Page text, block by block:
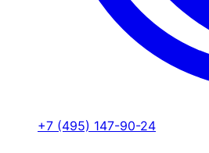
+7 (495) 147-90-24